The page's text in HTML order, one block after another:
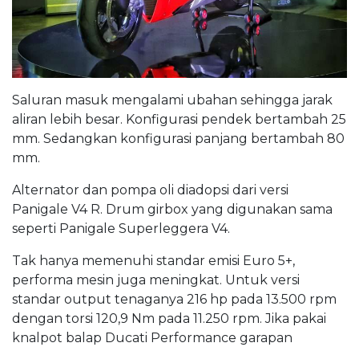
Saluran masuk mengalami ubahan sehingga jarak
aliran lebih besar. Konfigurasi pendek bertambah 25
mm. Sedangkan konfigurasi panjang bertambah 80
mm.
Alternator dan pompa oli diadopsi dari versi
Panigale V4 R. Drum girbox yang digunakan sama
seperti Panigale Superleggera V4.
Tak hanya memenuhi standar emisi Euro 5+,
performa mesin juga meningkat. Untuk versi
standar output tenaganya 216 hp pada 13.500 rpm
dengan torsi 120,9 Nm pada 11.250 rpm. Jika pakai
knalpot balap Ducati Performance garapan